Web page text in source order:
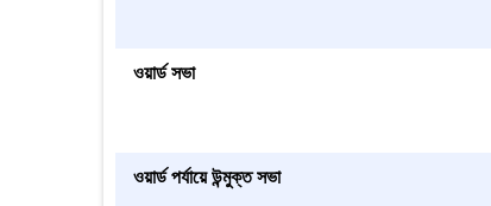
ওয়ার্ড সভা
ওয়ার্ড পর্যায়ে উন্মুক্ত সভা